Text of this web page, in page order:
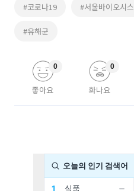
#코로나19 #서울바이오시스
#유해균
좋아요
0
화나요
0